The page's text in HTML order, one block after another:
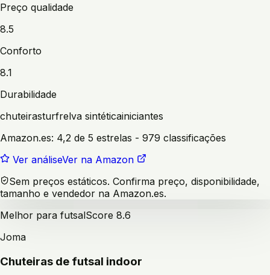
Preço qualidade
8.5
Conforto
8.1
Durabilidade
chuteirasturfrelva sintéticainiciantes
Amazon.es: 4,2 de 5 estrelas - 979 classificações
Ver análiseVer na Amazon
Sem preços estáticos. Confirma preço, disponibilidade,
tamanho e vendedor na Amazon.es.
Melhor para futsalScore 8.6
Joma
Chuteiras de futsal indoor